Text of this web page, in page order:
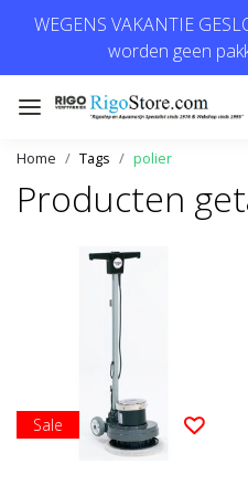
WEGENS VAKANTIE
worden geen
Home Tags polier
Producten
Sale